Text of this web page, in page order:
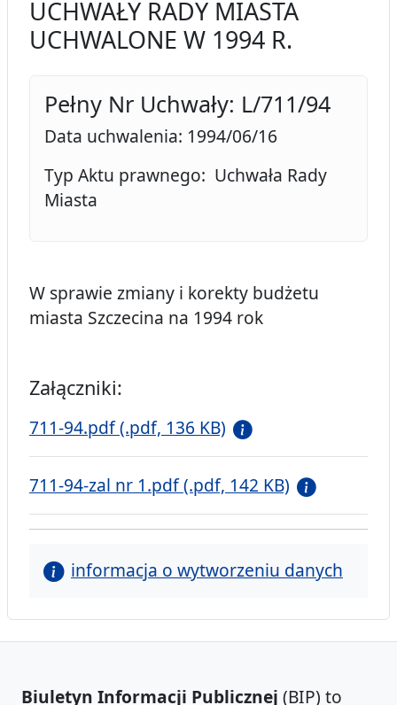
UCHWAŁY RADY MIASTA
UCHWALONE W 1994 R.
Pełny Nr Uchwały: L/711/94
Data uchwalenia: 1994/06/16
Typ Aktu prawnego: Uchwała Rady
Miasta
W sprawie zmiany i korekty budżetu
miasta Szczecina na 1994 rok
Załączniki:
711-94.pdf (.pdf, 136 KB)
711-94-zal nr 1.pdf (.pdf, 142 KB)
informacja o wytworzeniu danych
Biuletyn Informacji Publicznej (BIP) to